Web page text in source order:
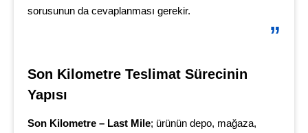
sorusunun da cevaplanması gerekir.
Son Kilometre Teslimat Sürecinin
Yapısı
Son Kilometre – Last Mile; ürünün depo, mağaza,